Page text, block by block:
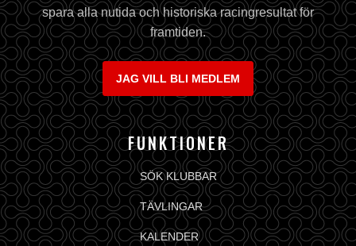
spara alla nutida och historiska racingresultat för
framtiden.
JAG VILL BLI MEDLEM
FUNKTIONER
SÖK KLUBBAR
TÄVLINGAR
KALENDER